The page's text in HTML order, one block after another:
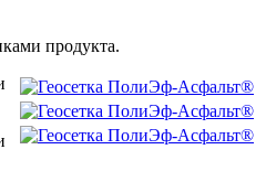
продукта.